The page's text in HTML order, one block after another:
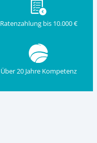
Ratenzahlung bis 10.000 €
Über 20 Jahre Kompetenz